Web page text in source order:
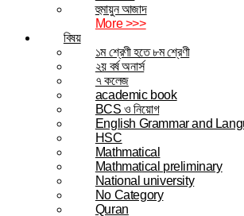
হুমায়ুন আজাদ
More >>>
বিষয়
১ম শ্রেণী হতে ৮ম শ্রেণী
২য় বর্ষ অনার্স
৭ কলেজ
academic book
BCS ও নিয়োগ
English Grammar and
HSC
Mathmatical
Mathmatical preliminary
National university
No Category
Quran